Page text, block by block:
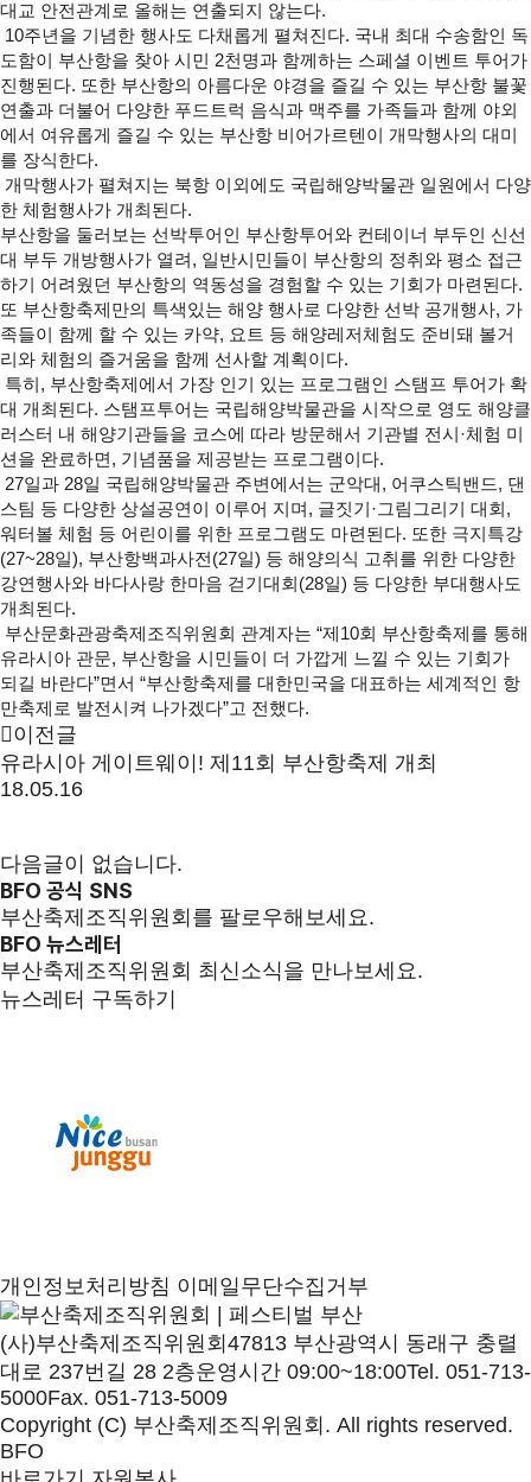
대교 안전관계로 올해는 연출되지 않는다.
10주년을 기념한 행사도 다채롭게 펼쳐진다. 국내 최대 수송함인 독
도함이 부산항을 찾아 시민 2천명과 함께하는 스페셜 이벤트 투어가
진행된다. 또한 부산항의 아름다운 야경을 즐길 수 있는 부산항 불꽃
연출과 더불어 다양한 푸드트럭 음식과 맥주를 가족들과 함께 야외
에서 여유롭게 즐길 수 있는 부산항 비어가르텐이 개막행사의 대미
를 장식한다.
개막행사가 펼쳐지는 북항 이외에도 국립해양박물관 일원에서 다양
한 체험행사가 개최된다.
부산항을 둘러보는 선박투어인 부산항투어와 컨테이너 부두인 신선
대 부두 개방행사가 열려, 일반시민들이 부산항의 정취와 평소 접근
하기 어려웠던 부산항의 역동성을 경험할 수 있는 기회가 마련된다.
또 부산항축제만의 특색있는 해양 행사로 다양한 선박 공개행사, 가
족들이 함께 할 수 있는 카약, 요트 등 해양레저체험도 준비돼 볼거
리와 체험의 즐거움을 함께 선사할 계획이다.
특히, 부산항축제에서 가장 인기 있는 프로그램인 스탬프 투어가 확
대 개최된다. 스탬프투어는 국립해양박물관을 시작으로 영도 해양클
러스터 내 해양기관들을 코스에 따라 방문해서 기관별 전시·체험 미
션을 완료하면, 기념품을 제공받는 프로그램이다.
27일과 28일 국립해양박물관 주변에서는 군악대, 어쿠스틱밴드, 댄
스팀 등 다양한 상설공연이 이루어 지며, 글짓기·그림그리기 대회,
워터볼 체험 등 어린이를 위한 프로그램도 마련된다. 또한 극지특강
(27~28일), 부산항백과사전(27일) 등 해양의식 고취를 위한 다양한
강연행사와 바다사랑 한마음 걷기대회(28일) 등 다양한 부대행사도
개최된다.
부산문화관광축제조직위원회 관계자는 “제10회 부산항축제를 통해
유라시아 관문, 부산항을 시민들이 더 가깝게 느낄 수 있는 기회가
되길 바란다”면서 “부산항축제를 대한민국을 대표하는 세계적인 항
만축제로 발전시켜 나가겠다”고 전했다.
이전글
유라시아 게이트웨이! 제11회 부산항축제 개최
18.05.16
다음글이 없습니다.
BFO 공식 SNS
부산축제조직위원회를 팔로우해보세요.
BFO 뉴스레터
부산축제조직위원회 최신소식을 만나보세요.
뉴스레터 구독하기
개인정보처리방침 이메일무단수집거부
(사)부산축제조직위원회 47813 부산광역시 동래구 충렬
대로 237번길 28 2층운영시간 09:00~18:00Tel. 051-713-
5000Fax. 051-713-5009
Copyright (C) 부산축제조직위원회. All rights reserved.
BFO